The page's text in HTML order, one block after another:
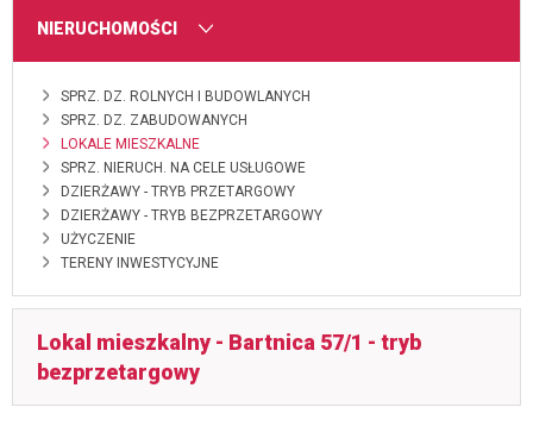
MENU
NIERUCHOMOŚCI
SPRZ. DZ. ROLNYCH I BUDOWLANYCH
SPRZ. DZ. ZABUDOWANYCH
LOKALE MIESZKALNE
SPRZ. NIERUCH. NA CELE USŁUGOWE
DZIERŻAWY - TRYB PRZETARGOWY
DZIERŻAWY - TRYB BEZPRZETARGOWY
UŻYCZENIE
TERENY INWESTYCYJNE
Lokal mieszkalny - Bartnica 57/1 - tryb
bezprzetargowy